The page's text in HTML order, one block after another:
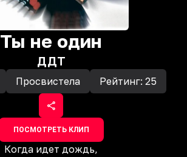
Ты не один
ДДТ
Просвистела Рейтинг: 25
ПОСМОТРЕТЬ КЛИП
Когда идет дождь,